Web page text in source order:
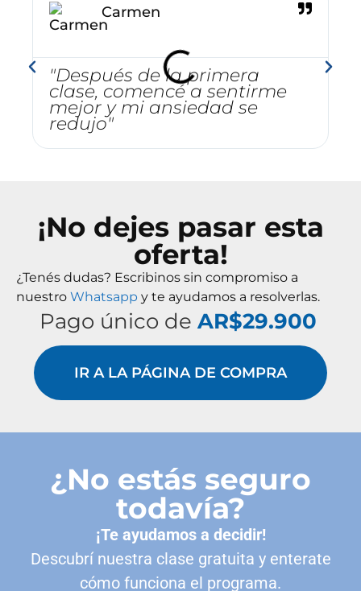
Carmen
"Después de la primera
clase, comencé a sentirme
mejor y mi ansiedad se
redujo"
¡No dejes pasar esta
oferta!
¿Tenés dudas? Escribinos sin compromiso a
nuestro Whatsapp y te ayudamos a resolverlas.
Pago único de AR$29.900
IR A LA PÁGINA DE COMPRA
¿No estás seguro
todavía?
¡Te ayudamos a decidir!
Descubrí nuestra clase gratuita y enterate
cómo funciona el programa.